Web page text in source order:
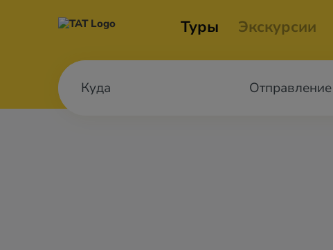
Туры Экскурсии
Отправление